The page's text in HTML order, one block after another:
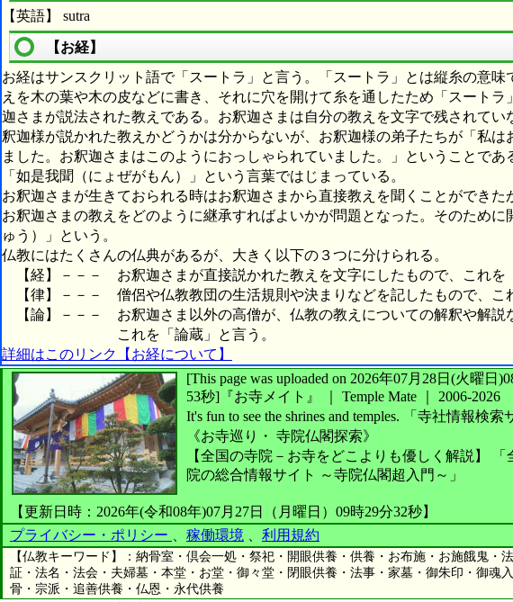
【英語】 sutra
【お経】
お経はサンスクリット語で「スートラ」と言う。「スートラ」とは縦糸の意
えを木の葉や木の皮などに書き、それに穴を開けて糸を通したため「スート
迦さまが説法された教えである。お釈迦さまは自分の教えを文字で残されて
釈迦様が説かれた教えかどうかは分からないが、お釈迦様の弟子たちが「私は
ました。お釈迦さまはこのようにおっしゃられていました。」ということであ
「如是我聞（にょぜがもん）」という言葉ではじまっている。
お釈迦さまが生きておられる時はお釈迦さまから直接教えを聞くことができた
お釈迦さまの教えをどのように継承すればよいかが問題となった。そのために
ゅう）」という。
仏教にはたくさんの仏典があるが、大きく以下の３つに分けられる。
【経】－－－ お釈迦さまが直接説かれた教えを文字にしたもので、これを
【律】－－－ 僧侶や仏教教団の生活規則や決まりなどを記したもので、こ
【論】－－－ お釈迦さま以外の高僧が、仏教の教えについての解釈や解説
これを「論蔵」と言う。
詳細はこのリンク【お経について】
[This page was uploaded on 2026年07月28日(火曜日
53秒] 『お寺メイト』 ｜ Temple Mate
2006-2026
It's fun to see the shrines and temples.
「寺社情報検索
《お寺巡り・ 寺院仏閣探索》
【全国の寺院－お寺をどこよりも優しく解説】
「
院の総合情報サイト ～寺院仏閣超入門～」
【更新日時：2026年(令和08年)07月27日（月曜日）09時29分32秒】
プライバシー・ポリシー
稼働環境 利用規約
【仏教キーワード】：納骨室・倶会一処・祭祀・開眼供養・供養・お布施・お施餓鬼・
証・法名・法会・夫婦墓・本堂・お堂・御々堂・閉眼供養・法事・家墓・御朱印・御魂
骨・宗派・追善供養・仏恩・永代供養